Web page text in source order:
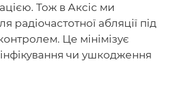
Тож в Аксіс ми
радіочастотної абляції під
Це мінімізує
чи ушкодження